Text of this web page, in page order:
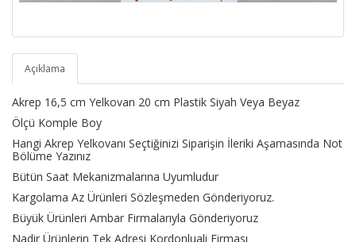
Açıklama
Akrep 16,5 cm Yelkovan 20 cm Plastik Siyah Veya Beyaz
Ölçü Komple Boy
Hangi Akrep Yelkovanı Seçtiğinizi Siparişin İleriki Aşamasında Not
Bölüme Yazınız
Bütün Saat Mekanizmalarına Uyumludur
Kargolama Az Ürünleri Sözleşmeden Gönderiyoruz.
Büyük Ürünleri Ambar Firmalarıyla Gönderiyoruz
Nadir Ürünlerin Tek Adresi Kordonluali Firması